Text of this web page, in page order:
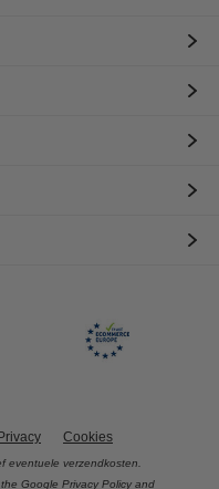
Privacy Cookies
eventuele verzendkosten.
Google Privacy Policy and